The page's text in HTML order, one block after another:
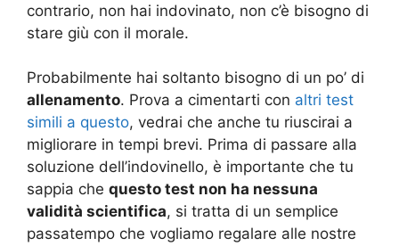
contrario, non hai indovinato, non c’è bisogno di
stare giù con il morale.
Probabilmente hai soltanto bisogno di un po’ di
allenamento. Prova a cimentarti con altri test
simili a questo, vedrai che anche tu riuscirai a
migliorare in tempi brevi. Prima di passare alla
soluzione dell’indovinello, è importante che tu
sappia che questo test non ha nessuna
validità scientifica, si tratta di un semplice
passatempo che vogliamo regalare alle nostre